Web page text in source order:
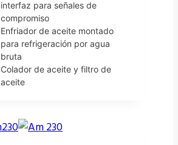
interfaz para señales de
compromiso
Enfriador de aceite montado
para refrigeración por agua
bruta
Colador de aceite y filtro de
aceite